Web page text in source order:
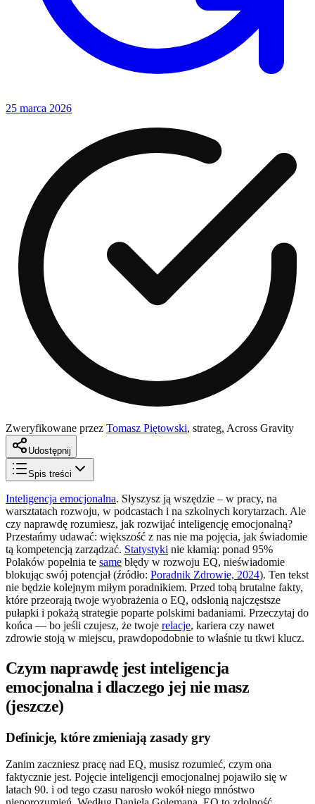
25 marca 2026
Zweryfikowane przez Tomasz Piętowski, strateg, Across Gravity
Udostępnij
Spis treści
Inteligencja emocjonalna. Słyszysz ją wszędzie – w pracy, na
warsztatach rozwoju, w podcastach i na szkolnych korytarzach. Ale
czy naprawdę rozumiesz, jak rozwijać inteligencję emocjonalną?
Przestańmy udawać: większość z nas nie ma pojęcia, jak świadomie
tą kompetencją zarządzać. Statystyki nie kłamią: ponad 95%
Polaków popełnia te same błędy w rozwoju EQ, nieświadomie
blokując swój potencjał (źródło: Poradnik Zdrowie, 2024). Ten tekst
nie będzie kolejnym miłym poradnikiem. Przed tobą brutalne fakty,
które przeorają twoje wyobrażenia o EQ, odsłonią najczęstsze
pułapki i pokażą strategie poparte polskimi badaniami. Przeczytaj do
końca — bo jeśli czujesz, że twoje relacje, kariera czy nawet
zdrowie stoją w miejscu, prawdopodobnie to właśnie tu tkwi klucz.
Czym naprawdę jest inteligencja
emocjonalna i dlaczego jej nie masz
(jeszcze)
Definicje, które zmieniają zasady gry
Zanim zaczniesz pracę nad EQ, musisz rozumieć, czym ona
faktycznie jest. Pojęcie inteligencji emocjonalnej pojawiło się w
latach 90. i od tego czasu narosło wokół niego mnóstwo